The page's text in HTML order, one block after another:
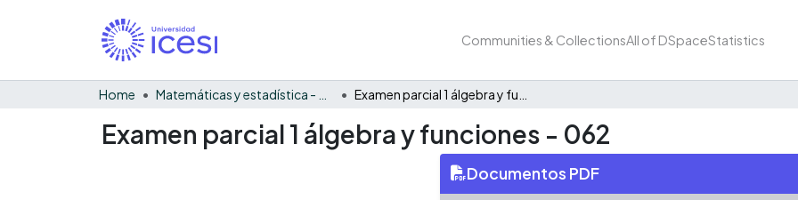
Communities & CollectionsAll of DSpaceStatistics
Home
Examen parcial 1 álgebra y funciones - 062
Documentos PDF